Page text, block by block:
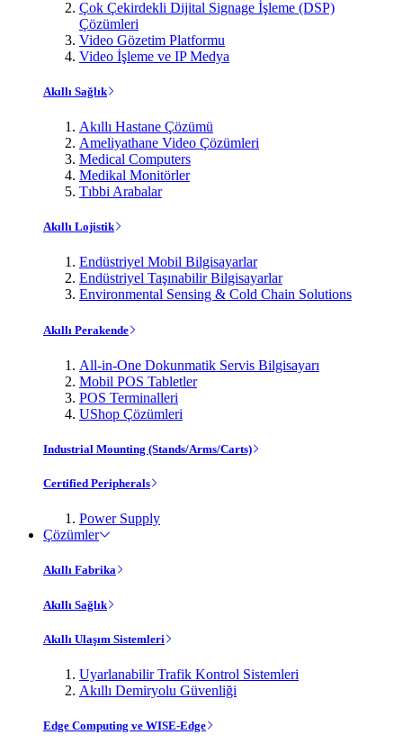
Çok Çekirdekli Dijital Signage İşleme (DSP)
Çözümleri
Video Gözetim Platformu
Video İşleme ve IP Medya
Akıllı Sağlık
Akıllı Hastane Çözümü
Ameliyathane Video Çözümleri
Medical Computers
Medikal Monitörler
Tıbbi Arabalar
Akıllı Lojistik
Endüstriyel Mobil Bilgisayarlar
Endüstriyel Taşınabilir Bilgisayarlar
Environmental Sensing & Cold Chain Solutions
Akıllı Perakende
All-in-One Dokunmatik Servis Bilgisayarı
Mobil POS Tabletler
POS Terminalleri
UShop Çözümleri
Industrial Mounting (Stands/Arms/Carts)
Certified Peripherals
Power Supply
Çözümler
Akıllı Fabrika
Akıllı Sağlık
Akıllı Ulaşım Sistemleri
Uyarlanabilir Trafik Kontrol Sistemleri
Akıllı Demiryolu Güvenliği
Edge Computing ve WISE-Edge